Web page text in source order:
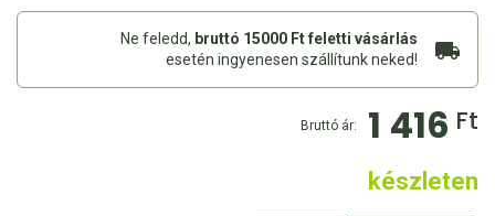
Ne feledd, bruttó 15000 Ft feletti vásárlás
esetén ingyenesen szállítunk neked!
Bruttó ár: 1 416 Ft
készleten